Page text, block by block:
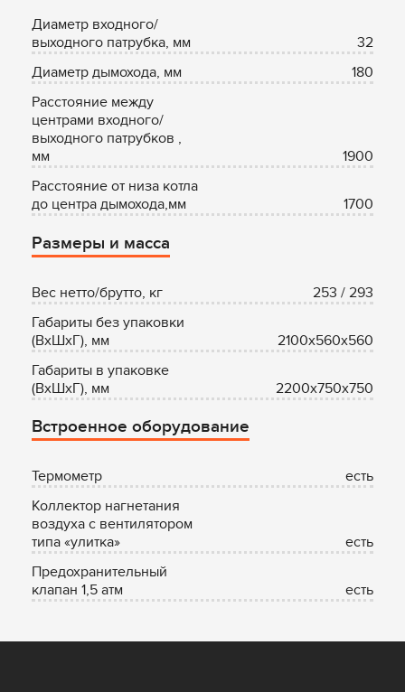
Диаметр входного/
выходного патрубка, мм
32
Диаметр дымохода, мм
180
Расстояние между
центрами входного/
выходного патрубков ,
мм
1900
Расстояние от низа котла
до центра дымохода,мм
1700
Размеры и масса
Вес нетто/брутто, кг
253 / 293
Габариты без упаковки
(ВхШхГ), мм
2100x560x560
Габариты в упаковке
(ВхШхГ), мм
2200x750x750
Встроенное оборудование
Термометр
есть
Коллектор нагнетания
воздуха с вентилятором
типа «улитка»
есть
Предохранительный
клапан 1,5 атм
есть